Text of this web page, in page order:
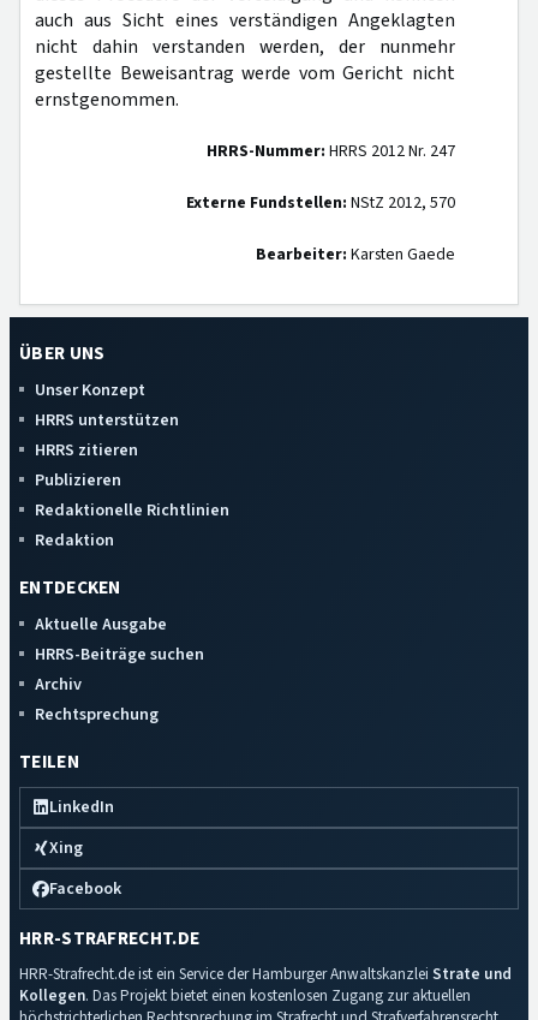
auch aus Sicht eines verständigen Angeklagten
nicht dahin verstanden werden, der nunmehr
gestellte Beweisantrag werde vom Gericht nicht
ernstgenommen.
HRRS-Nummer: HRRS 2012 Nr. 247
Externe Fundstellen: NStZ 2012, 570
Bearbeiter: Karsten Gaede
ÜBER UNS
Unser Konzept
HRRS unterstützen
HRRS zitieren
Publizieren
Redaktionelle Richtlinien
Redaktion
ENTDECKEN
Aktuelle Ausgabe
HRRS-Beiträge suchen
Archiv
Rechtsprechung
TEILEN
LinkedIn
Xing
Facebook
HRR-STRAFRECHT.DE
HRR-Strafrecht.de ist ein Service der Hamburger Anwaltskanzlei Strate und
Kollegen. Das Projekt bietet einen kostenlosen Zugang zur aktuellen